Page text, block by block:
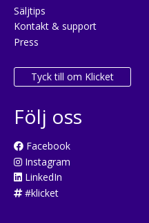
Säljtips
Kontakt & support
Press
Tyck till om Klicket
Följ oss
Facebook
Instagram
LinkedIn
#klicket